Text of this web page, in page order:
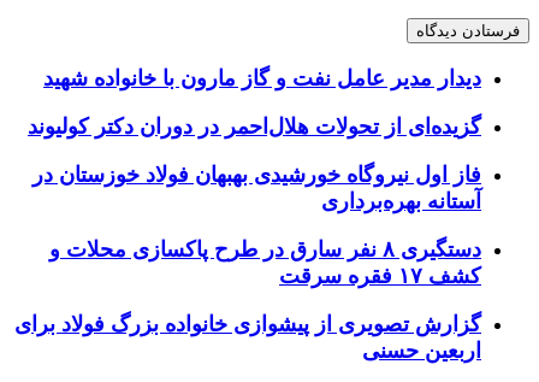
دیدار مدیر عامل نفت و گاز مارون با خانواده شهید
گزیده‌ای از تحولات هلال‌احمر در دوران دکتر کولیوند
فاز اول نیروگاه خورشیدی بهبهان فولاد خوزستان در
آستانه بهره‌برداری
دستگیری ۸ نفر سارق در طرح پاکسازی محلات و
کشف ۱۷ فقره سرقت
گزارش تصویری از پیشوازی خانواده بزرگ فولاد برای
اربعین حسنی